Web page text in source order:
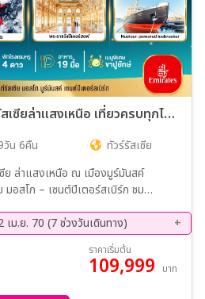
ทัวร์รัสเซีย มหัศจรรย์...รัสเซียล่าแสงเหนือ เที่ยวครบทุกไฮไลท์ MOSCOW MURMANSK ST.PETERSBURG 9วัน 6คืน (EK)
วัน 6คืน
ทัวร์รัสเซีย
ย ล่าแสงเหนือ ณ เมืองมูร์มันสค์
อสโก – เซนต์ปีเตอร์สเบิร์ก ชม
ม.ย. 70 (7 ช่วงวันเดินทาง)
19 พ.ย. 69 - 27 พ.ย. 69
21 ม.ค. 70 - 29 ม.ค. 70
04 มี.ค 70 - 12 มี.ค 70
ราคาเริ่มต้น
109,999 บาท